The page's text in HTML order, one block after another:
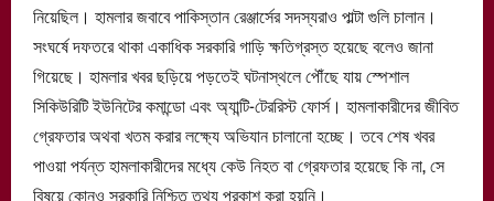
নিয়েছিল। হামলার জবাবে পাকিস্তান রেঞ্জার্সের সদস্যরাও পাল্টা গুলি চালান।
সংঘর্ষে দফতরে থাকা একাধিক সরকারি গাড়ি ক্ষতিগ্রস্ত হয়েছে বলেও জানা
গিয়েছে। হামলার খবর ছড়িয়ে পড়তেই ঘটনাস্থলে পৌঁছে যায় স্পেশাল
সিকিউরিটি ইউনিটের কমান্ডো এবং অ্যান্টি-টেররিস্ট ফোর্স। হামলাকারীদের জীবিত
গ্রেফতার অথবা খতম করার লক্ষ্যে অভিযান চালানো হচ্ছে। তবে শেষ খবর
পাওয়া পর্যন্ত হামলাকারীদের মধ্যে কেউ নিহত বা গ্রেফতার হয়েছে কি না, সে
বিষয়ে কোনও সরকারি নিশ্চিত তথ্য প্রকাশ করা হয়নি।